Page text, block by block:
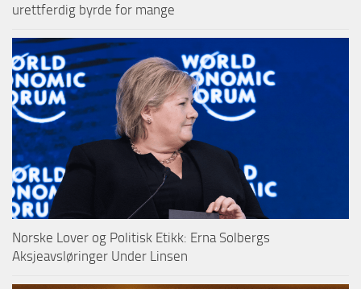
urettferdig byrde for mange
Norske Lover og Politisk Etikk: Erna Solbergs
Aksjeavsløringer Under Linsen